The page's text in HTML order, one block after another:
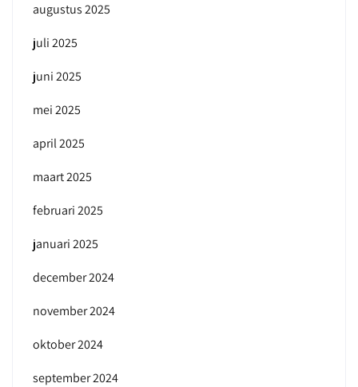
augustus 2025
juli 2025
juni 2025
mei 2025
april 2025
maart 2025
februari 2025
januari 2025
december 2024
november 2024
oktober 2024
september 2024